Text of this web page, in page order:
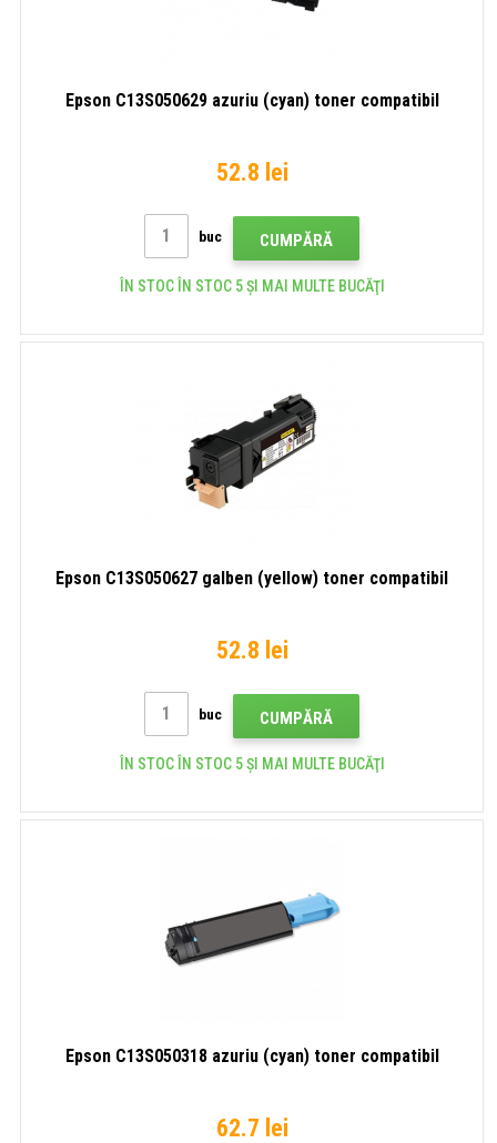
Epson C13S050629 azuriu (cyan) toner compatibil
52.8 lei
buc CUMPĂRĂ
ÎN STOC ÎN STOC 5 ȘI MAI MULTE BUCĂŢI
Epson C13S050627 galben (yellow) toner compatibil
52.8 lei
buc CUMPĂRĂ
ÎN STOC ÎN STOC 5 ȘI MAI MULTE BUCĂŢI
Epson C13S050318 azuriu (cyan) toner compatibil
62.7 lei